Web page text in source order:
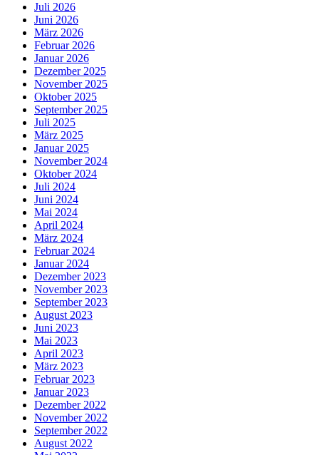
Juli 2026
Juni 2026
März 2026
Februar 2026
Januar 2026
Dezember 2025
November 2025
Oktober 2025
September 2025
Juli 2025
März 2025
Januar 2025
November 2024
Oktober 2024
Juli 2024
Juni 2024
Mai 2024
April 2024
März 2024
Februar 2024
Januar 2024
Dezember 2023
November 2023
September 2023
August 2023
Juni 2023
Mai 2023
April 2023
März 2023
Februar 2023
Januar 2023
Dezember 2022
November 2022
September 2022
August 2022